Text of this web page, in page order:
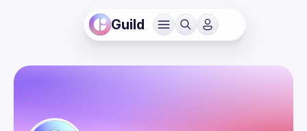
Guild